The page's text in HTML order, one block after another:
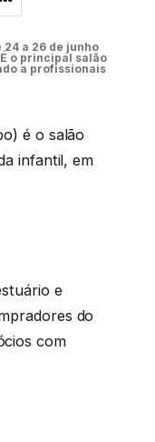
24 a 26 de junho
o principal salão
a profissionais
é o salão
infantil, em
e
do
com